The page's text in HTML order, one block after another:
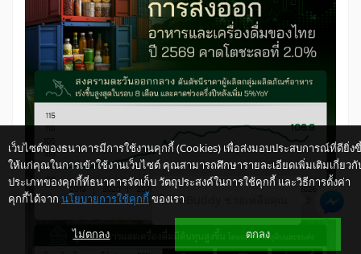
เว็บไซต์ของธนาคารมีการใช้งานคุกกี้ (Cookies) เพื่อส่งมอบประสบการณ์ที่ดียิ่ง
ให้แก่คุณในการเข้าใช้งานเว็บไซต์ คุณสามารถศึกษารายละเอียดเพิ่มเติมเกี่ยวกั
ประเภทของคุกกี้ที่ธนาคารจัดเก็บ วัตถุประสงค์ในการใช้คุกกี้ และวิธีการตั้งค่า
คุกกี้ได้จาก นโยบายการใช้คุกกี้ ของเรา
ไม่ตกลง ตกลง
ให้ K-Buddy ช่วยเหลือคุณ